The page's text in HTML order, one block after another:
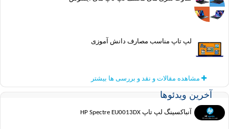
لپ تاپ مناسب مصارف دانش آموزی
مشاهده مقالات و نقد و بررسی ها بیشتر
ویدئوها
آنباکسینگ لپ تاپ HP Spectre EU0013DX